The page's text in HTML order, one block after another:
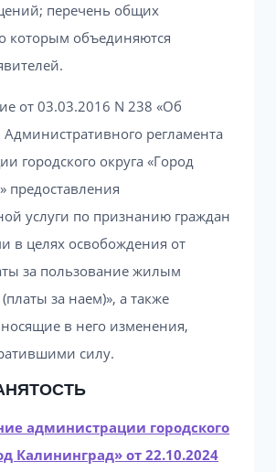
перечень общих
которым объединяются
от 03.03.2016 N 238 «Об
регламента
городского округа «Город
предоставления
услуги по признанию граждан
в целях освобождения от
за пользование жилым
за наем)», а также
в него изменения,
силу.
администрации городского
Калининград» от 22.10.2024